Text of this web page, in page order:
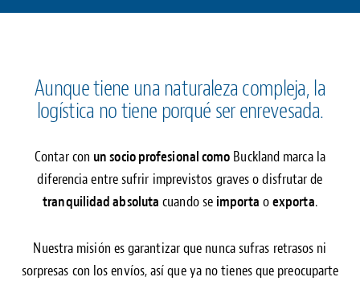
Aunque tiene una naturaleza compleja, la
logística no tiene porqué ser enrevesada.
Contar con un socio profesional como Buckland marca la
diferencia entre sufrir imprevistos graves o disfrutar de
tranquilidad absoluta cuando se importa oexporta.
Nuestra misión es garantizar que nunca sufras retrasos ni
sorpresas con los envíos, así que ya no tienes que preocuparte